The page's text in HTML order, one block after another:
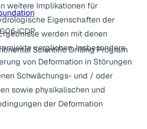
weitere Implikationen für
Eigenschaften der
werden mit denen
verglichen. Insbesondere
von Deformation in Störungen
Schwächungs- und / oder
sowie physikalischen und
der Deformation
ICDP
Scientific Drilling Program